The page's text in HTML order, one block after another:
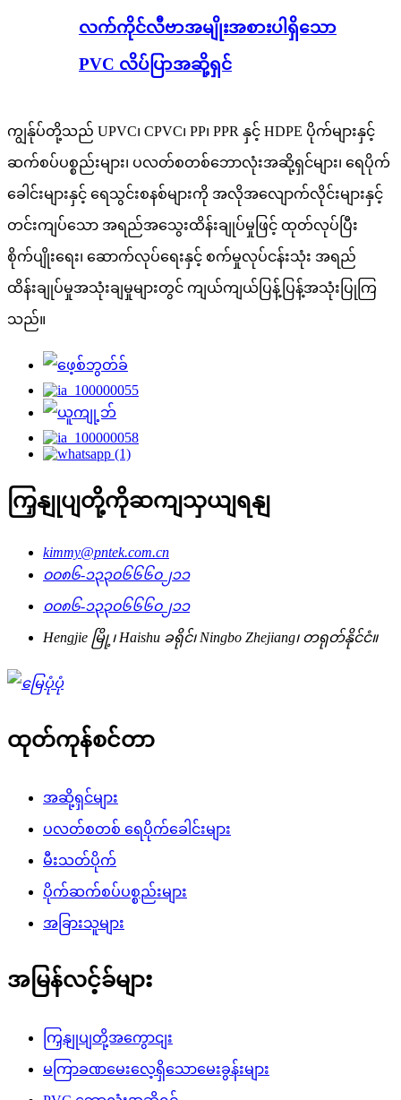
လက်ကိုင်လီဗာအမျိုးအစားပါရှိသော
PVC လိပ်ပြာအဆို့ရှင်
ကျွန်ုပ်တို့သည် UPVC၊ CPVC၊ PP၊ PPR နှင့် HDPE ပိုက်များနှင့်
ဆက်စပ်ပစ္စည်းများ၊ ပလတ်စတစ်ဘောလုံးအဆို့ရှင်များ၊ ရေပိုက်
ခေါင်းများနှင့် ရေသွင်းစနစ်များကို အလိုအလျောက်လိုင်းများနှင့်
တင်းကျပ်သော အရည်အသွေးထိန်းချုပ်မှုဖြင့် ထုတ်လုပ်ပြီး
စိုက်ပျိုးရေး၊ ဆောက်လုပ်ရေးနှင့် စက်မှုလုပ်ငန်းသုံး အရည်
ထိန်းချုပ်မှုအသုံးချမှုများတွင် ကျယ်ကျယ်ပြန့်ပြန့်အသုံးပြုကြ
သည်။
ကြှနျုပျတို့ကိုဆကျသှယျရနျ
kimmy@pntek.com.cn
၀၀၈၆-၁၃၃၀၆၆၆၀၂၁၁
၀၀၈၆-၁၃၃၀၆၆၆၀၂၁၁
Hengjie မြို့၊ Haishu ခရိုင်၊ Ningbo Zhejiang၊ တရုတ်နိုင်ငံ။
ထုတ်ကုန်စင်တာ
အဆို့ရှင်များ
ပလတ်စတစ် ရေပိုက်ခေါင်းများ
မီးသတ်ပိုက်
ပိုက်ဆက်စပ်ပစ္စည်းများ
အခြားသူများ
အမြန်လင့်ခ်များ
ကြှနျုပျတို့အကွောငျး
မကြာခဏမေးလေ့ရှိသောမေးခွန်းများ